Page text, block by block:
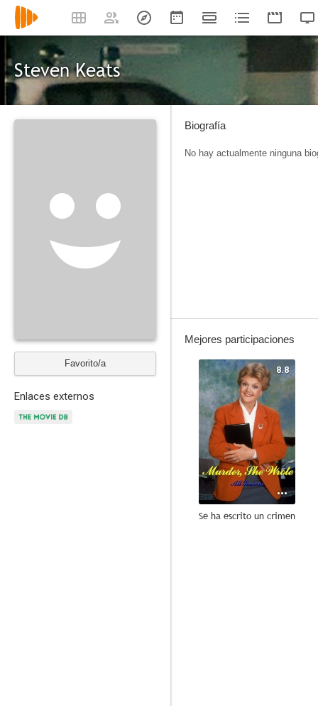
Steven Keats
Favorito/a
Enlaces externos
Biografía
No hay actualmente ninguna
Mejores participaciones
8.8
Se ha escrito un crimen